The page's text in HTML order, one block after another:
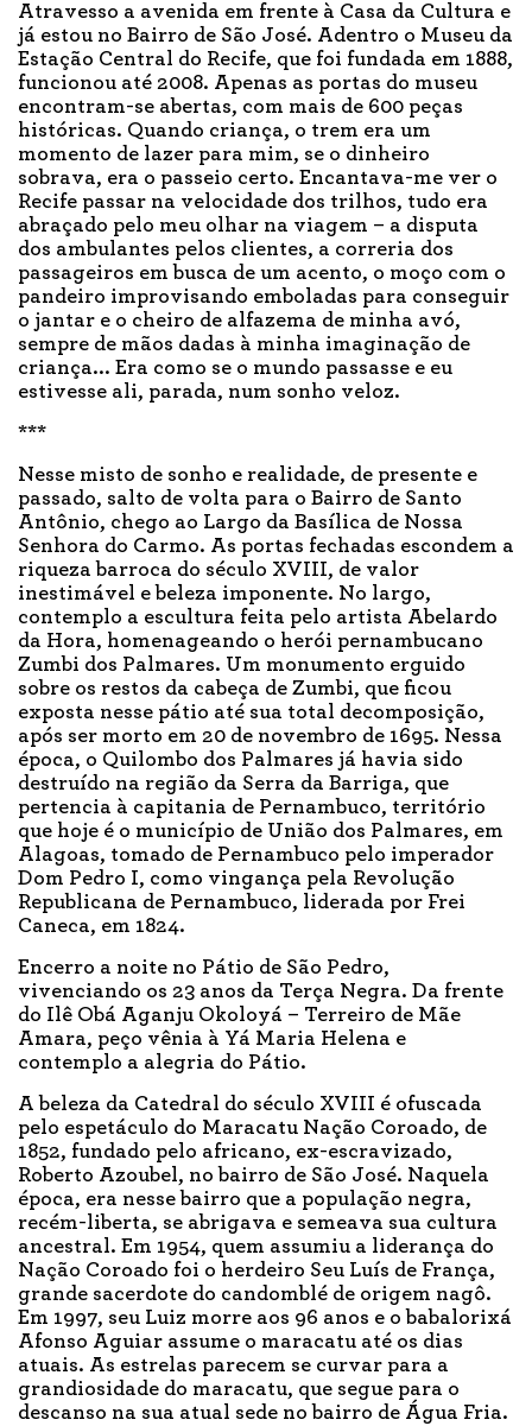
Atravesso a avenida em frente à Casa da Cultura e
já estou no Bairro de São José. Adentro o Museu da
Estação Central do Recife, que foi fundada em 1888,
funcionou até 2008. Apenas as portas do museu
encontram-se abertas, com mais de 600 peças
históricas. Quando criança, o trem era um
momento de lazer para mim, se o dinheiro
sobrava, era o passeio certo. Encantava-me ver o
Recife passar na velocidade dos trilhos, tudo era
abraçado pelo meu olhar na viagem – a disputa
dos ambulantes pelos clientes, a correria dos
passageiros em busca de um acento, o moço com o
pandeiro improvisando emboladas para conseguir
o jantar e o cheiro de alfazema de minha avó,
sempre de mãos dadas à minha imaginação de
criança... Era como se o mundo passasse e eu
estivesse ali, parada, num sonho veloz.
***
Nesse misto de sonho e realidade, de presente e
passado, salto de volta para o Bairro de Santo
Antônio, chego ao Largo da Basílica de Nossa
Senhora do Carmo. As portas fechadas escondem a
riqueza barroca do século XVIII, de valor
inestimável e beleza imponente. No largo,
contemplo a escultura feita pelo artista Abelardo
da Hora, homenageando o herói pernambucano
Zumbi dos Palmares. Um monumento erguido
sobre os restos da cabeça de Zumbi, que ficou
exposta nesse pátio até sua total decomposição,
após ser morto em 20 de novembro de 1695. Nessa
época, o Quilombo dos Palmares já havia sido
destruído na região da Serra da Barriga, que
pertencia à capitania de Pernambuco, território
que hoje é o município de União dos Palmares, em
Alagoas, tomado de Pernambuco pelo imperador
Dom Pedro I, como vingança pela Revolução
Republicana de Pernambuco, liderada por Frei
Caneca, em 1824.
Encerro a noite no Pátio de São Pedro,
vivenciando os 23 anos da Terça Negra. Da frente
do Ilê Obá Aganju Okoloyá – Terreiro de Mãe
Amara, peço vênia à Yá Maria Helena e
contemplo a alegria do Pátio.
A beleza da Catedral do século XVIII é ofuscada
pelo espetáculo do Maracatu Nação Coroado, de
1852, fundado pelo africano, ex-escravizado,
Roberto Azoubel, no bairro de São José. Naquela
época, era nesse bairro que a população negra,
recém-liberta, se abrigava e semeava sua cultura
ancestral. Em 1954, quem assumiu a liderança do
Nação Coroado foi o herdeiro Seu Luís de França,
grande sacerdote do candomblé de origem nagô.
Em 1997, seu Luiz morre aos 96 anos e o babalorixá
Afonso Aguiar assume o maracatu até os dias
atuais. As estrelas parecem se curvar para a
grandiosidade do maracatu, que segue para o
descanso na sua atual sede no bairro de Água Fria.